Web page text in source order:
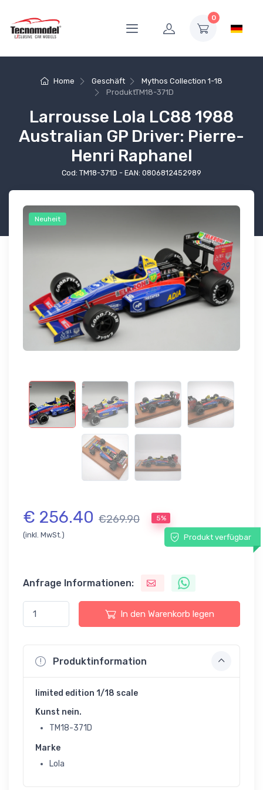
0
Home Geschäft
Mythos Collection 1-18
ProduktTM18-371D
Larrousse Lola LC88 1988
Australian GP Driver: Pierre-
Henri Raphanel
Cod: TM18-371D - EAN: 0806812452989
Neuheit
€ 256.40 €269.90 5%
(inkl. MwSt.) Produkt verfügbar
Anfrage Informationen:
In den Warenkorb legen
Produktinformation
limited edition 1/18 scale
Kunst nein.
TM18-371D
Marke
Lola